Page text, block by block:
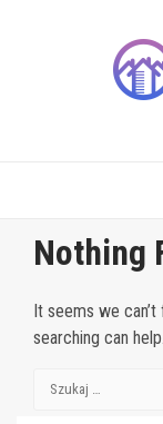
Nothing
It seems we can’t
searching can help.
Szukaj: